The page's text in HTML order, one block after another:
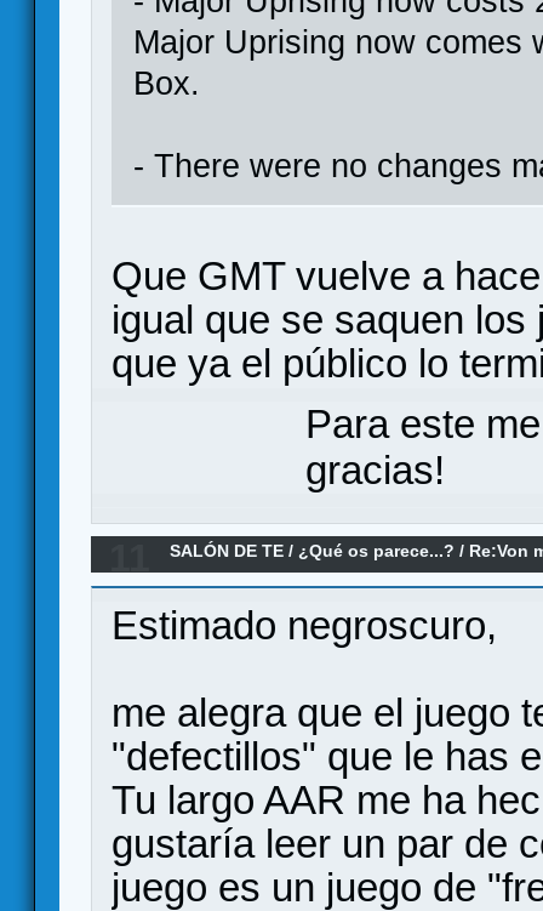
Major Uprising now comes
Box.
- There were no changes
Que GMT vuelve a
igual que se saquen
que ya el público lo
Para este
gracias!
SALÓN DE TE / ¿Qué os parece...? / Re:Von
Estimado negroscuro,
me alegra que el juego
"defectillos" que le has
Tu largo AAR me ha
gustaría leer un par de
juego es un juego de